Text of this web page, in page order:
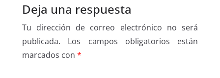
Deja una respuesta
Tu dirección de correo electrónico no será
publicada.
Los campos obligatorios están
marcados con *